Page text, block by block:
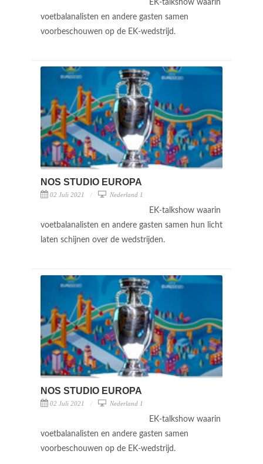
EK-talkshow waarin
voetbalanalisten en andere gasten samen
voorbeschouwen op de EK-wedstrijd.
NOS STUDIO EUROPA
02 Juli 2021 Nederland 1
EK-talkshow waarin
voetbalanalisten en andere gasten samen hun licht
laten schijnen over de wedstrijden.
NOS STUDIO EUROPA
02 Juli 2021 Nederland 1
EK-talkshow waarin
voetbalanalisten en andere gasten samen
voorbeschouwen op de EK-wedstrijd.